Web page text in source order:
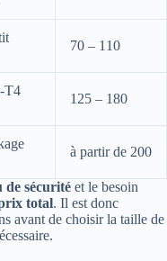
70 – 110
T4
125 – 180
à partir de 200
de sécurité et le besoin
total. Il est donc
avant de choisir la taille de